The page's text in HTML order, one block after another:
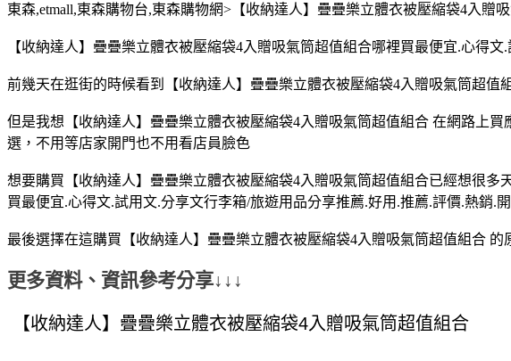
東森,etmall,東森購物台,東森購物網>【收納達人】疊疊樂立體衣被壓縮袋4入
【收納達人】疊疊樂立體衣被壓縮袋4入贈吸氣筒超值組合哪裡買最便宜.心得
前幾天在逛街的時候看到【收納達人】疊疊樂立體衣被壓縮袋4入贈吸氣筒超
但是我想【收納達人】疊疊樂立體衣被壓縮袋4入贈吸氣筒超值組合 在網路上
選，不用等店家開門也不用看店員臉色
想要購買【收納達人】疊疊樂立體衣被壓縮袋4入贈吸氣筒超值組合已經想很
買最便宜.心得文.試用文.分享文行李箱/旅遊用品分享推薦.好用.推薦.評價.熱銷.
最後選擇在這購買【收納達人】疊疊樂立體衣被壓縮袋4入贈吸氣筒超值組合
更多資料、資訊參考分享↓↓↓